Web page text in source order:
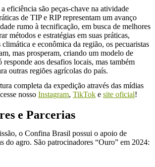
eficiência são peças-chave na atividade
de TIP e RIP representam um avanço
rumo à tecnificação, em busca de melhores
métodos e estratégias em suas práticas,
climática e econômica da região, os pecuaristas
mas prosperam, criando um modelo de
responde aos desafios locais, mas também
outras regiões agrícolas do país.
completa da expedição através das mídias
nosso Instagram, TikTok e site oficial!
e Parcerias
o Confina Brasil possui o apoio de
do agro. São patrocinadores “Ouro” em 2024: